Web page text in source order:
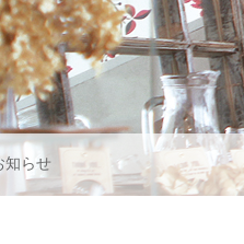
知らせ